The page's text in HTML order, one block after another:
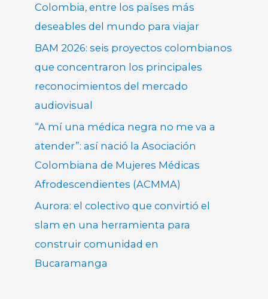
Colombia, entre los países más
deseables del mundo para viajar
BAM 2026: seis proyectos colombianos
que concentraron los principales
reconocimientos del mercado
audiovisual
“A mí una médica negra no me va a
atender”: así nació la Asociación
Colombiana de Mujeres Médicas
Afrodescendientes (ACMMA)
Aurora: el colectivo que convirtió el
slam en una herramienta para
construir comunidad en
Bucaramanga